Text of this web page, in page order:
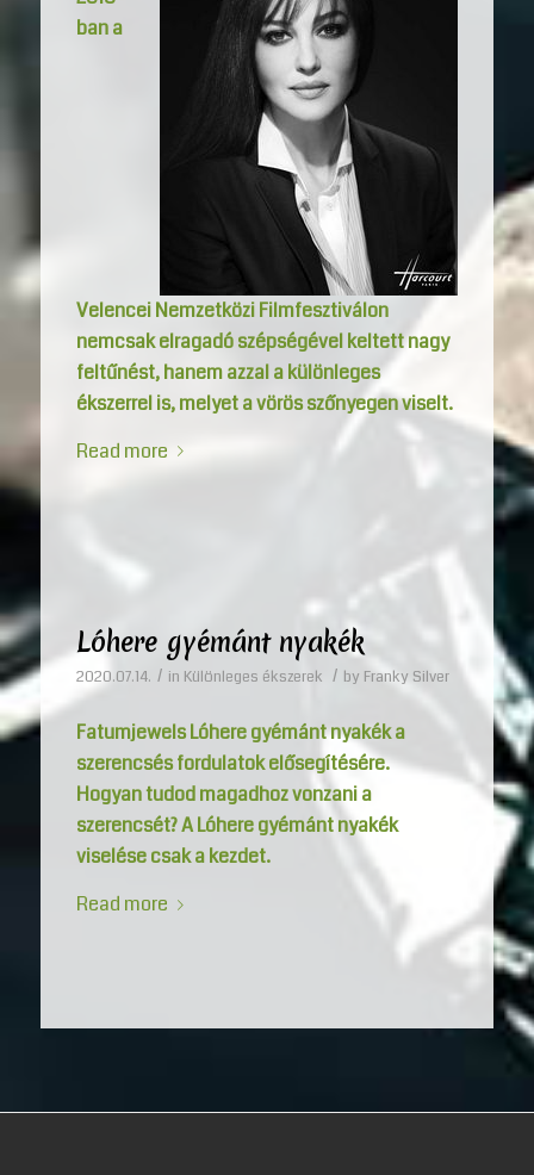
ban a
Velencei Nemzetközi Filmfesztiválon
nemcsak elragadó szépségével keltett nagy
feltűnést, hanem azzal a különleges
ékszerrel is, melyet a vörös szőnyegen viselt.
Read more
Lóhere gyémánt nyakék
2020.07.14. / in Különleges ékszerek / by Franky Silver
Fatumjewels Lóhere gyémánt nyakék a
szerencsés fordulatok elősegítésére.
Hogyan tudod magadhoz vonzani a
szerencsét? A Lóhere gyémánt nyakék
viselése csak a kezdet.
Read more